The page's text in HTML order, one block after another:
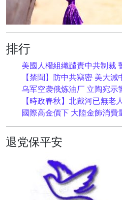
排行
美國人權組織譴責中共制裁
【禁聞】防中共竊密 美大
乌军空袭俄炼油厂 立陶宛示
【時政春秋】北戴河已無老
國際高金價下 大陸金飾消費
退党保平安